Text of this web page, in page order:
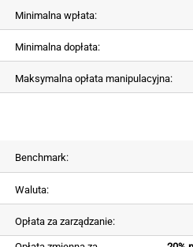
Minimalna wpłata:
Minimalna dopłata:
Maksymalna opłata manipulacyjna:
Benchmark:
Waluta:
Opłata za zarządzanie: